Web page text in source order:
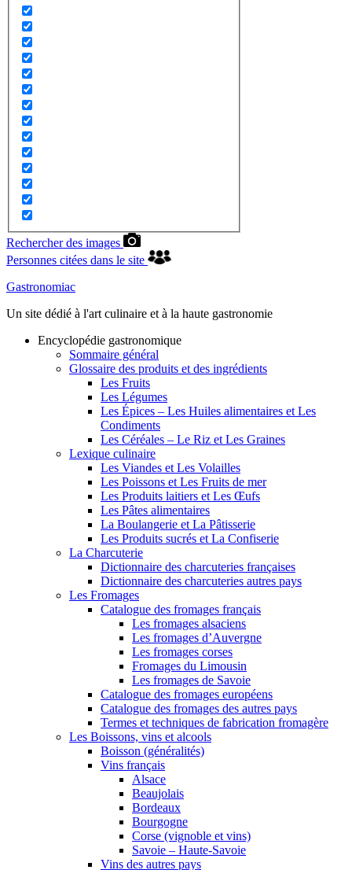
Rechercher des images
Personnes citées dans le site
Gastronomiac
Un site dédié à l'art culinaire et à la haute gastronomie
Encyclopédie gastronomique
Sommaire général
Glossaire des produits et des ingrédients
Les Fruits
Les Légumes
Les Épices – Les Huiles alimentaires et Les
Condiments
Les Céréales – Le Riz et Les Graines
Lexique culinaire
Les Viandes et Les Volailles
Les Poissons et Les Fruits de mer
Les Produits laitiers et Les Œufs
Les Pâtes alimentaires
La Boulangerie et La Pâtisserie
Les Produits sucrés et La Confiserie
La Charcuterie
Dictionnaire des charcuteries françaises
Dictionnaire des charcuteries autres pays
Les Fromages
Catalogue des fromages français
Les fromages alsaciens
Les fromages d’Auvergne
Les fromages corses
Fromages du Limousin
Les fromages de Savoie
Catalogue des fromages européens
Catalogue des fromages des autres pays
Termes et techniques de fabrication fromagère
Les Boissons, vins et alcools
Boisson (généralités)
Vins français
Alsace
Beaujolais
Bordeaux
Bourgogne
Corse (vignoble et vins)
Savoie – Haute-Savoie
Vins des autres pays